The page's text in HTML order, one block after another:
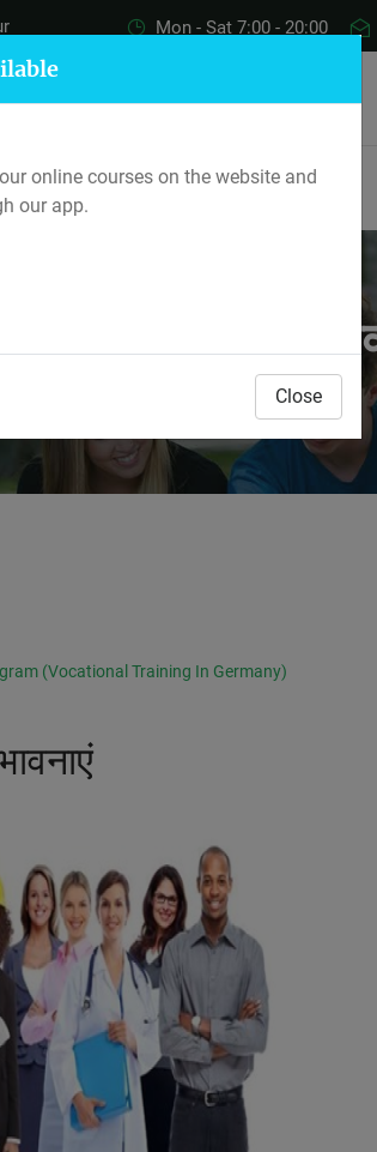
Mon - Sat 7:00 - 20:00
ABOUT US
बनी हुई है असीम
जर्मनी में रोजगार की बनी हुई ह...
(Vocational Training In Germany)
online courses on the website and
our app.
Close